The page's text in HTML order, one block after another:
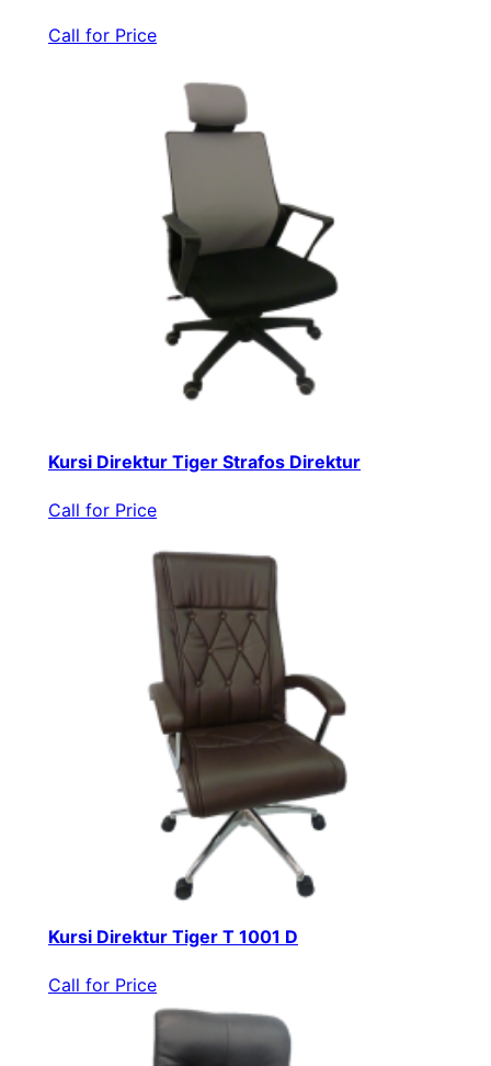
Call for Price
Kursi Direktur Tiger Strafos Direktur
Call for Price
Kursi Direktur Tiger T 1001 D
Call for Price